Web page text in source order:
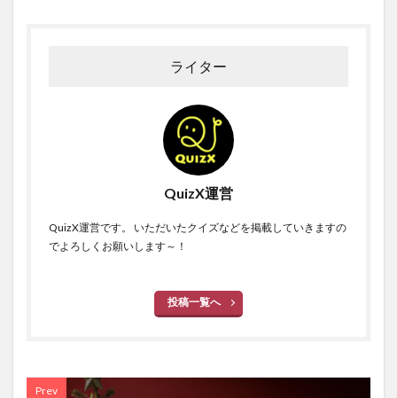
ライター
QuizX運営
QuizX運営です。 いただいたクイズなどを掲載していきますの
でよろしくお願いします～！
投稿一覧へ
Prev